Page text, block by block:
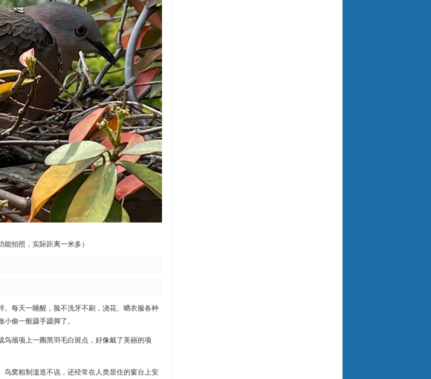
能拍照，实际距离一米多）
。每天一睡醒，脸不洗牙不刷，浇花、晒衣服各种
偷一般蹑手蹑脚了。
鸟颈项上一圈黑羽毛白斑点，好像戴了美丽的项
鸟窝粗制滥造不说，还经常在人类居住的窗台上安